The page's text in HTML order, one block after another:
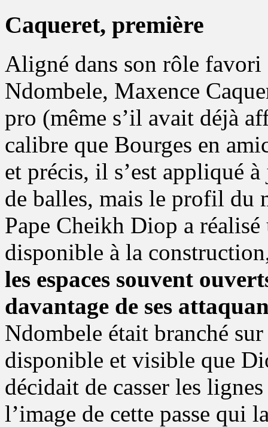
Caqueret, première
Aligné dans son rôle
Ndombele, Maxence
pro (même s’il avait déjà
calibre que Bourges en
et précis, il s’est appliqué
de balles, mais le profil du
Pape Cheikh Diop a
disponible à la
les espaces souvent
davantage de ses
Ndombele était branché
disponible et visible que
décidait de casser les
l’image de cette passe qui